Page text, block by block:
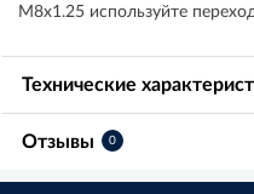
М8х1.25 используйте
Технические
Отзывы 0